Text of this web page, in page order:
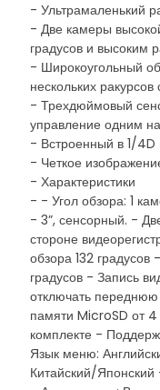
- Ультрамаленький
- Две камеры
градусов и высоким
- Широкоугольный
нескольких ракурсов
- Трехдюймовый
управление одним
- Встроенный в 1/
- Четкое
- Характеристики
- - Угол обзора: 1
- 3”, сенсорный. -
стороне
обзора 132
градусов - Запись
отключать
памяти MicroSD от 4
комплекте -
Язык меню:
Китайский/